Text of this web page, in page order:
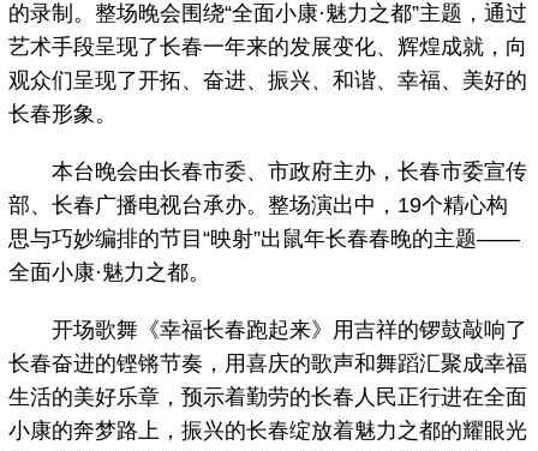
的录制。整场晚会围绕“全面小康·魅力之都”主题，通过
艺术手段呈现了长春一年来的发展变化、辉煌成就，向
观众们呈现了开拓、奋进、振兴、和谐、幸福、美好的
长春形象。
本台晚会由长春市委、市政府主办，长春市委宣传
部、长春广播电视台承办。整场演出中，19个精心构
思与巧妙编排的节目“映射”出鼠年长春春晚的主题——
全面小康·魅力之都。
开场歌舞《幸福长春跑起来》用吉祥的锣鼓敲响了
长春奋进的铿锵节奏，用喜庆的歌声和舞蹈汇聚成幸福
生活的美好乐章，预示着勤劳的长春人民正行进在全面
小康的奔梦路上，振兴的长春绽放着魅力之都的耀眼光